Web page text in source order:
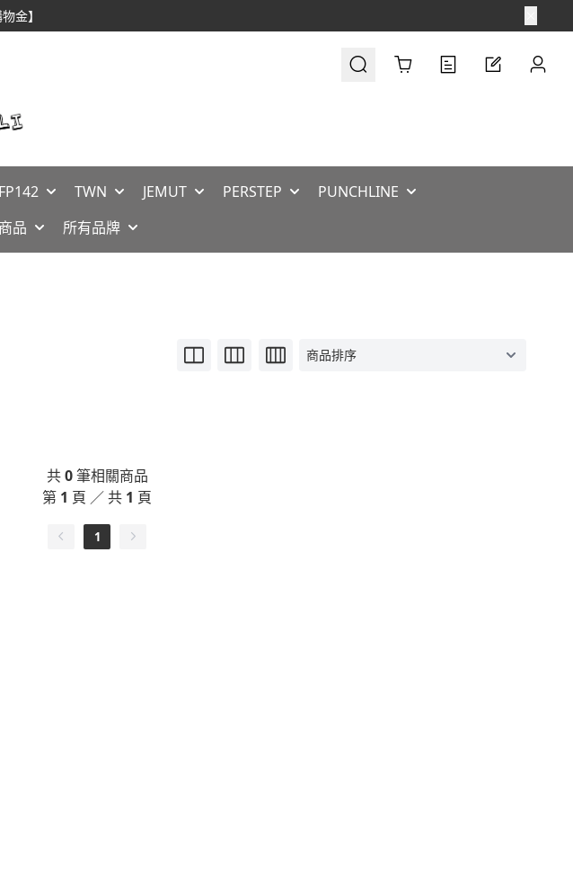
金】
Cart
FP142 TWN JEMUT PERSTEP
PUNCHLINE
品 所有品牌
共0筆相關商品
第 1 頁 ／ 共 1 頁
1